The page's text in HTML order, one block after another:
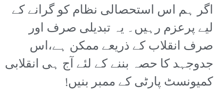
اگر ہم اس استحصالی نظام کو گرانے کے
لیے پرعزم رہیں۔ یہ تبدیلی صرف اور
صرف انقلاب کے ذریعے ممکن ہے،اس
جدوجہد کا حصہ بننے کے لئے آج ہی انقلابی
کمیونسٹ پارٹی کے ممبر بنیں!